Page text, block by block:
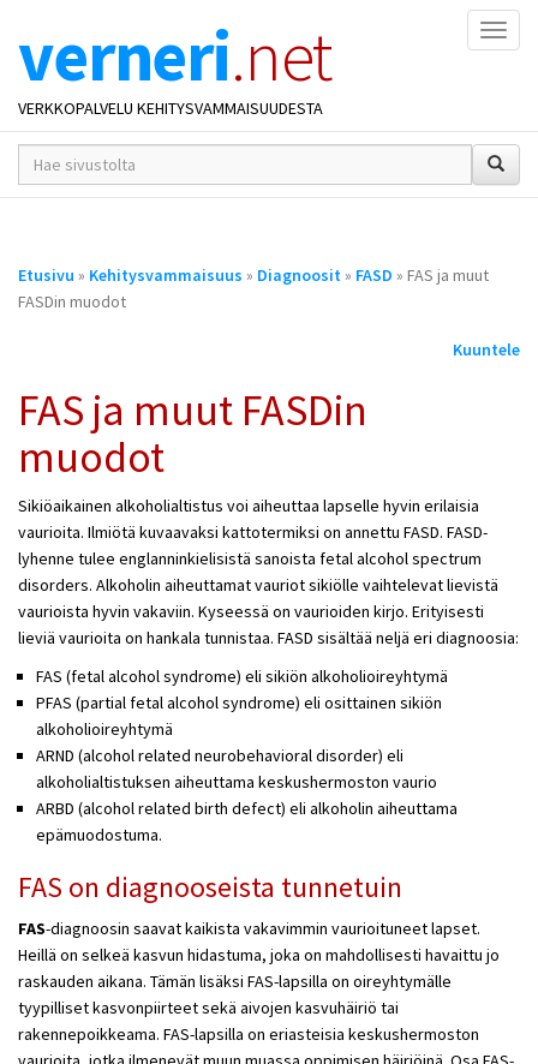
verneri.net
VERKKOPALVELU KEHITYSVAMMAISUUDESTA
hakusana(t)
*
Olet
täällä
Etusivu » Kehitysvammaisuus » Diagnoosit» FASD » FAS ja muut
FASDin muodot
Kuuntele
FAS ja muut FASDin
muodot
Sikiöaikainen alkoholialtistus voi aiheuttaa lapselle hyvin erilaisia
vaurioita. Ilmiötä kuvaavaksi kattotermiksi on annettu FASD. FASD-
lyhenne tulee englanninkielisistä sanoista fetal alcohol spectrum
disorders. Alkoholin aiheuttamat vauriot sikiölle vaihtelevat lievistä
vaurioista hyvin vakaviin. Kyseessä on vaurioiden kirjo. Erityisesti
lieviä vaurioita on hankala tunnistaa. FASD sisältää neljä eri diagnoosia:
FAS (fetal alcohol syndrome) eli sikiön alkoholioireyhtymä
PFAS (partial fetal alcohol syndrome) eli osittainen sikiön
alkoholioireyhtymä
ARND (alcohol related neurobehavioral disorder) eli
alkoholialtistuksen aiheuttama keskushermoston vaurio
ARBD (alcohol related birth defect) eli alkoholin aiheuttama
epämuodostuma.
FAS on diagnooseista tunnetuin
FAS-diagnoosin saavat kaikista vakavimmin vaurioituneet lapset.
Heillä on selkeä kasvun hidastuma, joka on mahdollisesti havaittu jo
raskauden aikana. Tämän lisäksi FAS-lapsilla on oireyhtymälle
tyypilliset kasvonpiirteet sekä aivojen kasvuhäiriö tai
rakennepoikkeama. FAS-lapsilla on eriasteisia keskushermoston